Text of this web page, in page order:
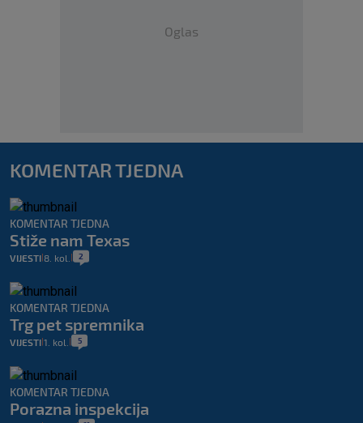
Oglas
KOMENTAR TJEDNA
KOMENTAR TJEDNA
Stiže nam Texas
VIJESTI 8. kol. 2
KOMENTAR TJEDNA
Trg pet spremnika
VIJESTI 1. kol. 5
KOMENTAR TJEDNA
Porazna inspekcija